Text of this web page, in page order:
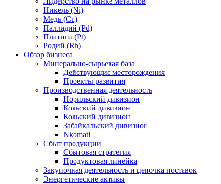
Никель (Ni)
Медь (Cu)
Палладий (Pd)
Платина (Pt)
Родий (Rh)
Обзор бизнеса
Минерально-сырьевая база
Действующие месторождения
Проекты развития
Производственная деятельность
Норильский дивизион
Кольский дивизион
Кольский дивизион
Забайкальский дивизион
Nkomati
Сбыт продукции
Сбытовая стратегия
Продуктовая линейка
Закупочная деятельность и цепочка поставок
Энергетические активы